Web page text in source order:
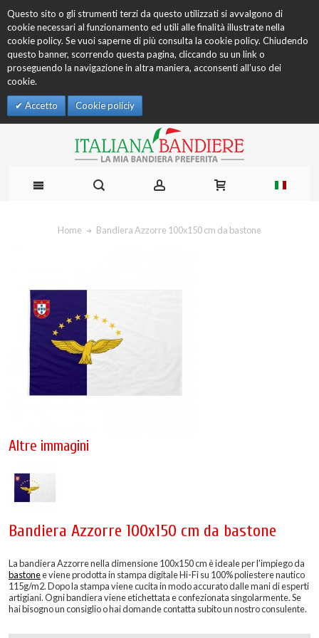
Questo sito o gli strumenti terzi da questo utilizzati si avvalgono di
cookie necessari al funzionamento ed utili alle finalità illustrate nella
cookie policy. Se vuoi saperne di più consulta la cookie policy. Chiudendo
questo banner, scorrendo questa pagina, cliccando su un link o
proseguendo la navigazione in altra maniera, acconsenti all’uso dei
cookie.
Accetto Cookie policiy
Home Bandiera Azzorre 100x150 cm da bastone
Altre immagini
Bandiera Azzorre 100x150 cm da bastone
La bandiera Azzorre nella dimensione 100x150 cm è ideale per l'impiego da
bastonee viene prodotta in stampa digitale Hi-Fi su 100% poliestere nautico
115g/m2. Dopo la stampa viene cucita in modo accurato dalle mani di esperti
artigiani. Ogni bandiera viene etichettata e confezionata singolarmente. Se
hai bisogno un consiglio o hai domande contatta subito un nostro consulente.